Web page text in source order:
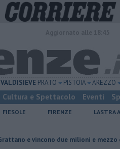
VALDISIEVE PRATO PISTOIA AREZZO
Cultura e Spettacolo Eventi
FIESOLE FIRENZE LASTRA
e vincono due milioni e mezzo di euro